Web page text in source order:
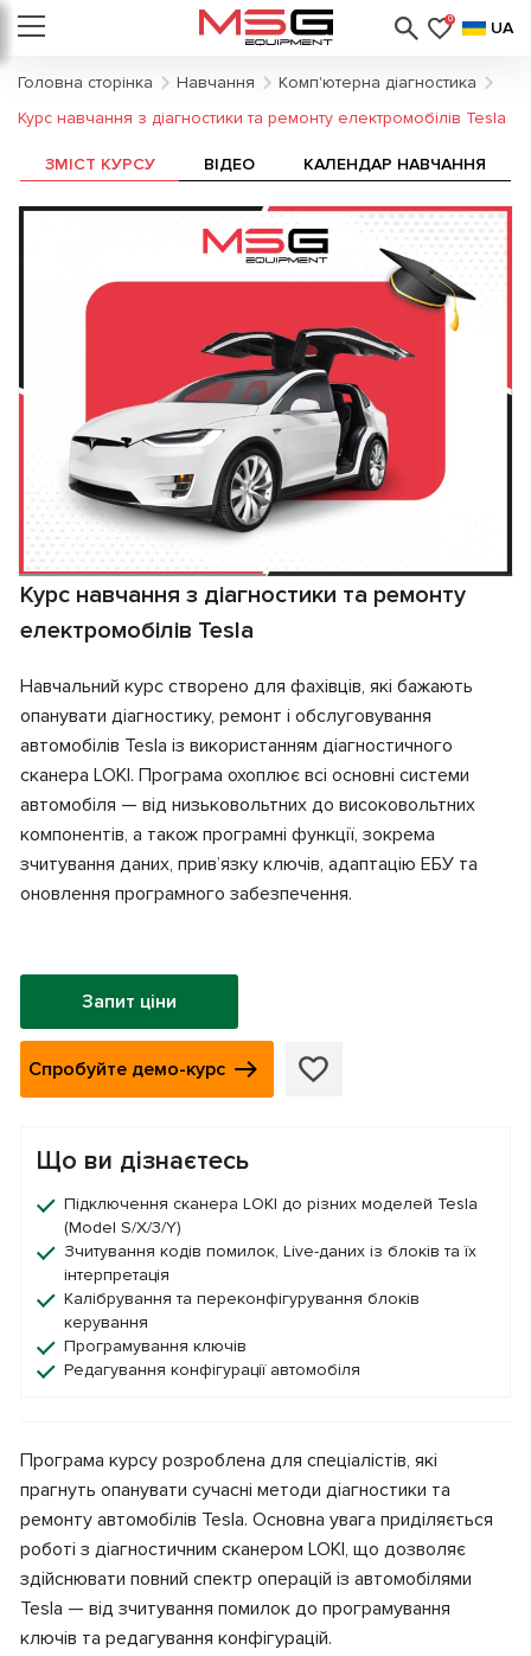
0 UA
Головна сторінка Навчання
Комп'ютерна діагностика
Курс навчання з діагностики та ремонту електромобілів Tesla
Курс навчання з діагностики та ремонту
електромобілів Tesla
Навчальний курс створено для фахівців, які бажають
опанувати діагностику, ремонт і обслуговування
автомобілів Tesla із використанням діагностичного
сканера LOKI. Програма охоплює всі основні системи
автомобіля — від низьковольтних до високовольтних
компонентів, а також програмні функції, зокрема
зчитування даних, прив’язку ключів, адаптацію ЕБУ та
оновлення програмного забезпечення.
Запит ціни
Спробуйте демо-курс
Що ви дізнаєтесь
Підключення сканера LOKI до різних моделей Tesla
(Model S/X/3/Y)
Зчитування кодів помилок, Live-даних із блоків та їх
інтерпретація
Калібрування та переконфігурування блоків
керування
Програмування ключів
Редагування конфігурації автомобіля
ЗМІСТ КУРСУ ВІДЕО КАЛЕНДАР НАВЧАННЯ
Програма курсу розроблена для спеціалістів, які
прагнуть опанувати сучасні методи діагностики та
ремонту автомобілів Tesla. Основна увага приділяється
роботі з діагностичним сканером LOKI, що дозволяє
здійснювати повний спектр операцій із автомобілями
Tesla — від зчитування помилок до програмування
ключів та редагування конфігурацій.